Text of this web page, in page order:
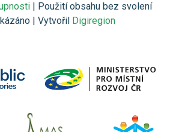
| Použití obsahu bez svolení
| Vytvořil Digiregion